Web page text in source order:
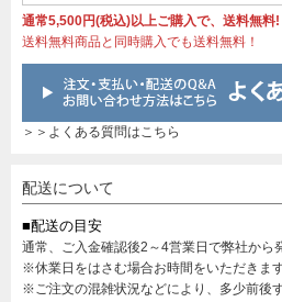
通常5,500円(税込)以上ご購入で、送料無料!
送料無料商品と同時購入でも送料無料！
＞＞よくある質問はこちら
配送について
■配送の目安
通常、ご入金確認後2～4営業日で弊社から
※休業日をはさむ場合お時間をいただきます
※ご注文の混雑状況などにより、多少前後